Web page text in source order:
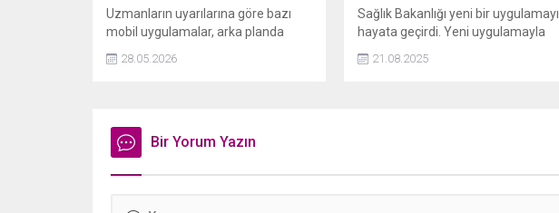
Uzmanların uyarılarına göre bazı
mobil uygulamalar, arka planda
ve işlemci performansını
kaldırmanız önerilen o
uygulamalar…
28.05.2026
Sağlık Bakanlığı yeni bir uygulamayı
hayata geçirdi. Yeni uygulamayla
taramaları için vatandaşlara kısa
21.08.2025
Bir Yorum Yazın